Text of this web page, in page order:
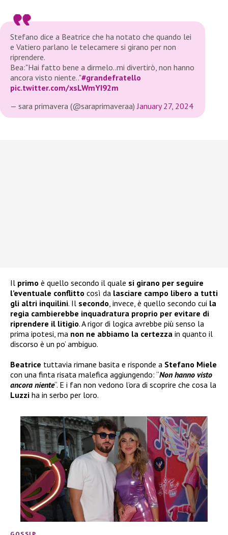
Stefano dice a Beatrice che ha notato che quando lei
e Vatiero parlano le telecamere si girano per non
riprendere.
Bea:"Hai fatto bene a dirmelo..mi divertirò, non hanno
ancora visto niente.."#grandefratello
pic.twitter.com/xsLWmYI92m
— sara primavera (@saraprimaveraa)January 27, 2024
Il primo è quello secondo il quale si girano per seguire
l’eventuale conflitto così da lasciare campo libero a tutti
gli altri inquilini. Il secondo, invece, è quello secondo cui la
regia cambierebbe inquadratura proprio per evitare di
riprendere il litigio. A rigor di logica avrebbe più senso la
prima ipotesi, ma non ne abbiamo la certezza in quanto il
discorso è un po’ ambiguo.
Beatrice tuttavia rimane basita e risponde a Stefano Miele
con una finta risata malefica aggiungendo: “Non hanno visto
ancora niente“. E i fan non vedono l’ora di scoprire che cosa la
Luzzi ha in serbo per loro.